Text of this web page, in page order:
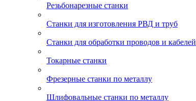
Резьбонарезные станки
Станки для изготовления РВД и труб
Станки для обработки проводов и кабелей
Токарные станки
Фрезерные станки по металлу
Шлифовальные станки по металлу